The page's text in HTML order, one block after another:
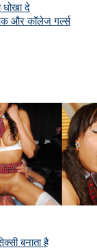
धोखा दे
और कॉलेज गर्ल्स